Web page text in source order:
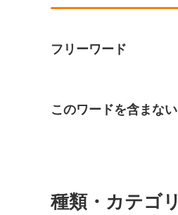
フリーワード
このワードを含まない
種類・カテゴリ